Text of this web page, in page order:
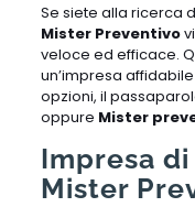
Se siete alla ricerca
Mister Preventivo
veloce ed efficace.
un’impresa
opzioni, il
oppure Mister
Impresa
Mister